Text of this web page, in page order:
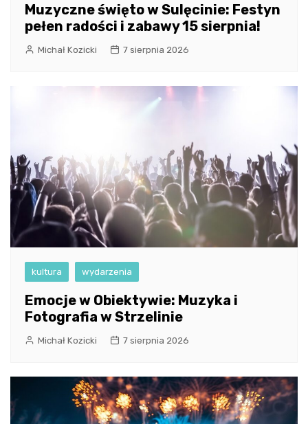
Muzyczne święto w Sulęcinie: Festyn
pełen radości i zabawy 15 sierpnia!
Michał Kozicki 7 sierpnia 2026
kultura wydarzenia
Emocje w Obiektywie: Muzyka i
Fotografia w Strzelinie
Michał Kozicki 7 sierpnia 2026